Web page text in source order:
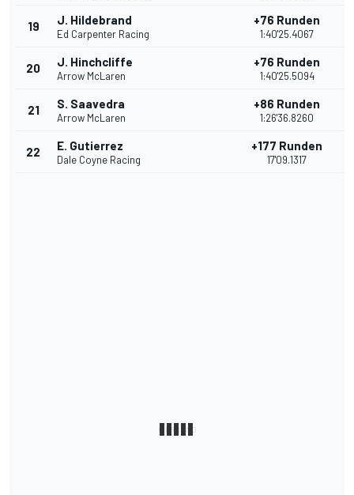
19 J. Hildebrand
Ed Carpenter Racing
+76 Runden
1:40'25.4067
20 J. Hinchcliffe
Arrow McLaren
+76 Runden
1:40'25.5094
21 S. Saavedra
Arrow McLaren
+86 Runden
1:26'36.8260
22 E. Gutierrez
Dale Coyne Racing
+177 Runden
17'09.1317